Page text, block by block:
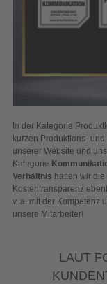
In der Kategorie
kurzen Produktions-
unserer Website und
Kategorie
Verhältnis hatten wir
Kostentransparenz
v. a. mit der Kompetenz
unsere Mitarbeiter!
LAUT